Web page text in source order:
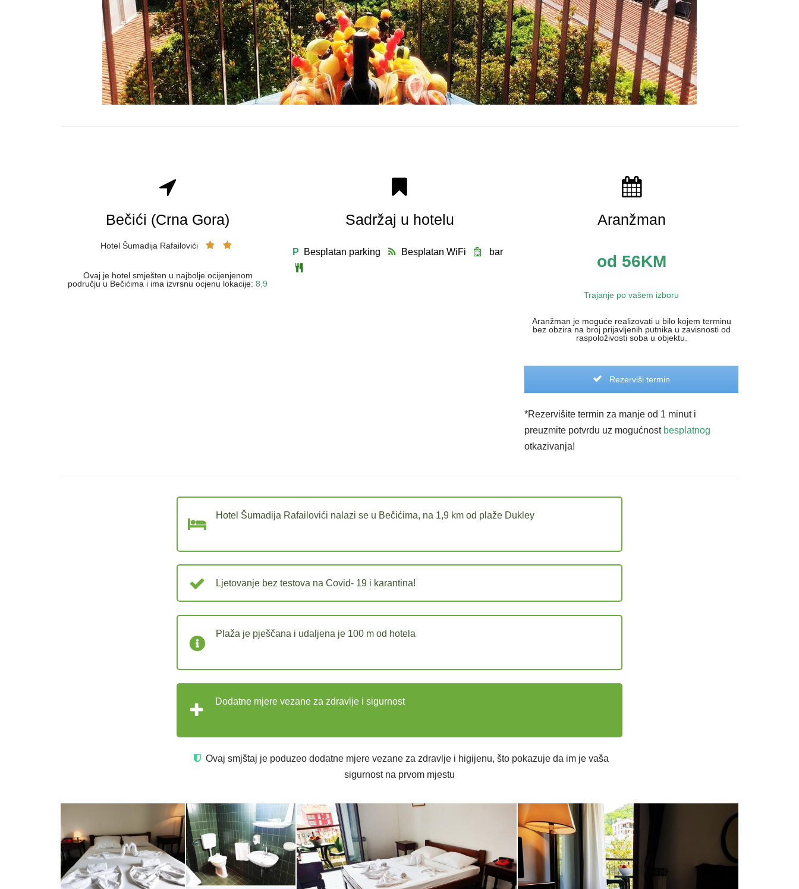
Bečići (Crna Gora)
Hotel Šumadija Rafailovići
Ovaj je hotel smješten u najbolje ocijenjenom
području u Bečićima i ima izvrsnu ocjenu lokacije: 8,9
Sadržaj u hotelu
P Besplatan parking Besplatan WiFi bar
Aranžman
od 56KM
Trajanje po vašem izboru
Aranžman je moguće realizovati u bilo kojem terminu
bez obzira na broj prijavljenih putnika u zavisnosti od
raspoloživosti soba u objektu.
Rezerviši termin
*Rezervišite termin za manje od 1 minut i
preuzmite potvrdu uz mogućnost besplatnog
otkazivanja!
Hotel Šumadija Rafailovići nalazi se u Bečićima, na 1,9 km od plaže Dukley
Ljetovanje bez testova na Covid- 19 i karantina!
Plaža je pješčana i udaljena je 100 m od hotela
Dodatne mjere vezane za zdravlje i sigurnost
Ovaj smjštaj je poduzeo dodatne mjere vezane za zdravlje i higijenu, što pokazuje da im je vaša
sigurnost na prvom mjestu